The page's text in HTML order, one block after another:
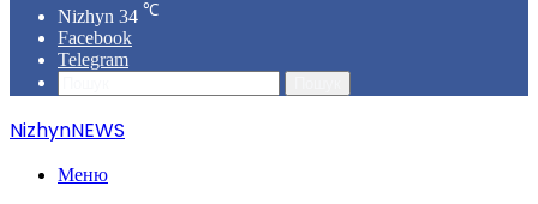
Nizhyn 34 ℃
Facebook
Telegram
NizhynNEWS
Меню